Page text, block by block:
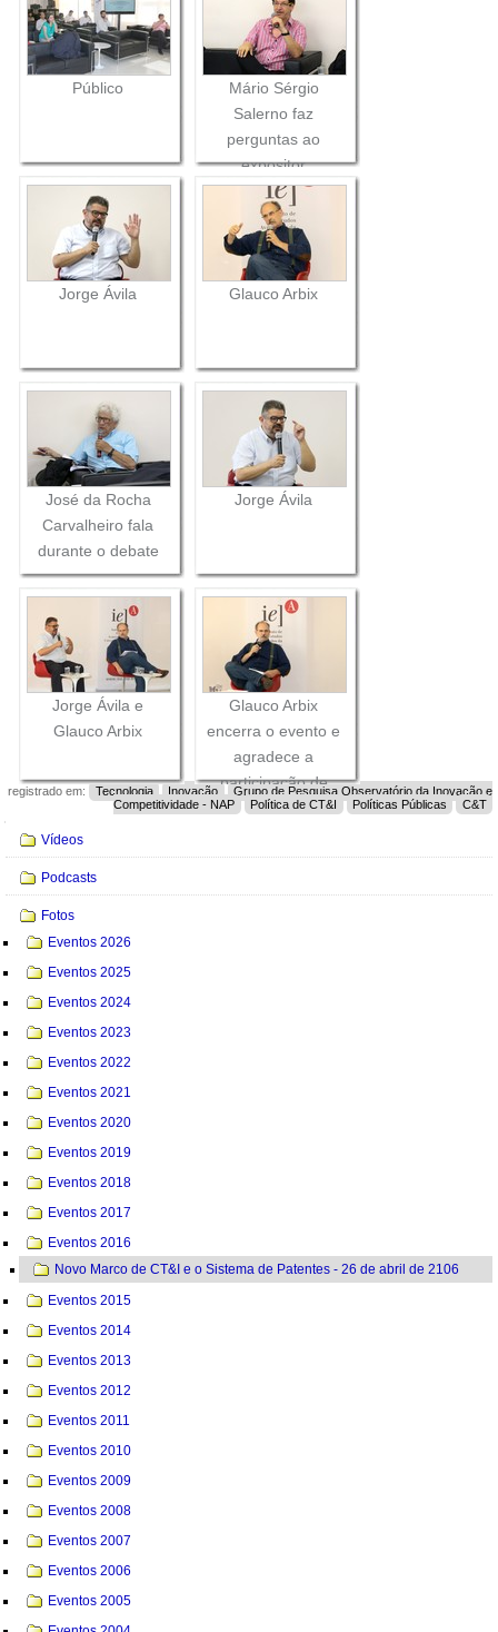
Público
Mário Sérgio
Salerno faz
perguntas ao
expositor
Jorge Ávila Glauco Arbix
José da Rocha
Carvalheiro fala
durante o debate
Jorge Ávila
Jorge Ávila e
Glauco Arbix
Glauco Arbix
encerra o evento e
agradece a
participação de
todos
registrado em: Tecnologia Inovação
Grupo de Pesquisa Observatório da Inovação e
Competitividade - NAP
Política de CT&I Políticas Públicas C&T
Vídeos
Podcasts
Fotos
Eventos 2026
Eventos 2025
Eventos 2024
Eventos 2023
Eventos 2022
Eventos 2021
Eventos 2020
Eventos 2019
Eventos 2018
Eventos 2017
Eventos 2016
Novo Marco de CT&I e o Sistema de Patentes - 26 de abril de 2106
Eventos 2015
Eventos 2014
Eventos 2013
Eventos 2012
Eventos 2011
Eventos 2010
Eventos 2009
Eventos 2008
Eventos 2007
Eventos 2006
Eventos 2005